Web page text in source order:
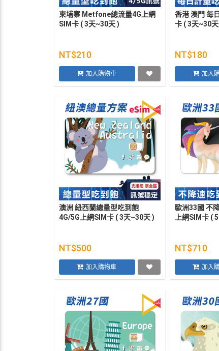
柬埔寨 Metfone總流量4G上網
SIM卡 ( 3天~30天 )
NT$210
加入購物車
香港 澳門 每
卡 ( 3天~30天
NT$180
加入
澳洲 紐西蘭總量型吃到飽
4G/5G上網SIM卡 ( 3天~30天 )
NT$500
加入購物車
歐洲33國 不
上網SIM卡 (
NT$710
加入